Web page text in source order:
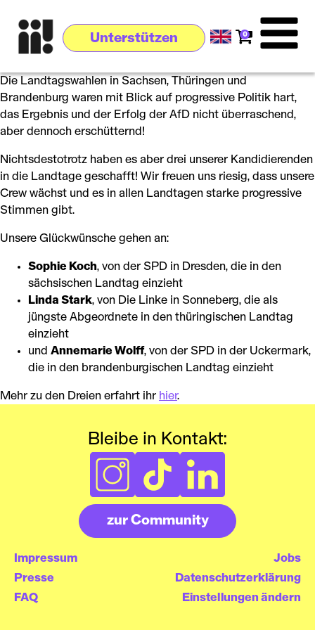
Unterstützen 0
Die Landtagswahlen in Sachsen, Thüringen und
Brandenburg waren mit Blick auf progressive Politik hart,
das Ergebnis und der Erfolg der AfD nicht überraschend,
aber dennoch erschütternd!
Nichtsdestotrotz haben es aber drei unserer Kandidierenden
in die Landtage geschafft! Wir freuen uns riesig, dass unsere
Crew wächst und es in allen Landtagen starke progressive
Stimmen gibt.
Unsere Glückwünsche gehen an:
Sophie Koch, von der SPD in Dresden, die in den
sächsischen Landtag einzieht
Linda Stark, von Die Linke in Sonneberg, die als
jüngste Abgeordnete in den thüringischen Landtag
einzieht
und Annemarie Wolff, von der SPD in der Uckermark,
die in den brandenburgischen Landtag einzieht
Mehr zu den Dreien erfahrt ihr hier.
Bleibe in Kontakt:
zur Community
Impressum
Presse
FAQ
Jobs
Datenschutzerklärung
Einstellungen ändern